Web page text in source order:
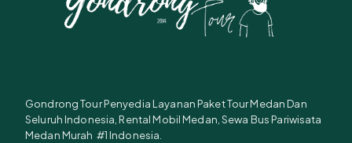
Gondrong Tour Penyedia Layanan Paket Tour Medan Dan
Seluruh Indonesia, Rental Mobil Medan, Sewa Bus Pariwisata
Medan Murah #1 Indonesia.